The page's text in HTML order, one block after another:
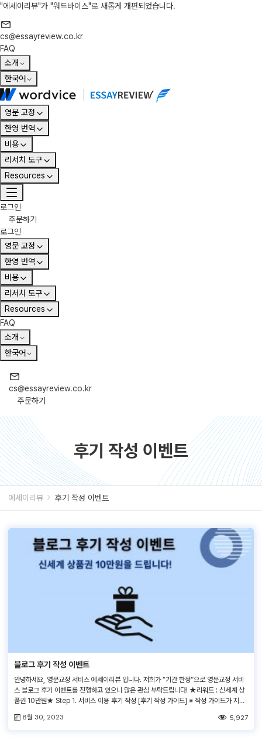
"에세이리뷰"가 "워드바이스"로 새롭게 개편되었습니다.
cs@essayreview.co.kr
FAQ
소개
한국어
영문 교정
한영 번역
비용
리서치 도구
Resources
로그인
주문하기
로그인
영문 교정
한영 번역
비용
리서치 도구
Resources
FAQ
소개
한국어
cs@essayreview.co.kr
주문하기
후기 작성 이벤트
에세이리뷰 후기 작성 이벤트
블로그 후기 작성 이벤트
안녕하세요, 영문교정 서비스 에세이리뷰 입니다. 저희가 “기간 한정”으로 영문교정 서비
스 블로그 후기 이벤트를 진행하고 있으니 많은 관심 부탁드립니다! ★리워드 : 신세계 상
품권 10만원★ Step 1. 서비스 이용 후기 작성 [후기 작성 가이드] ※ 작성 가이드가 지켜
이지 참여 신청 업로드한 게시물의 […]
8월 30, 2023 5,927